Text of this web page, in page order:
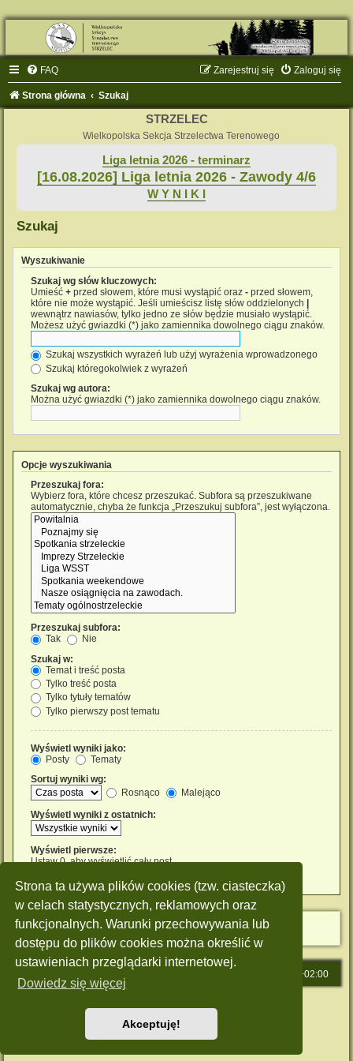
Strona ta używa plików cookies (tzw. ciasteczka)
w celach statystycznych, reklamowych oraz
funkcjonalnych. Warunki przechowywania lub
dostępu do plików cookies można określić w
ustawieniach przeglądarki internetowej.
Dowiedz się więcej
Akceptuję!
FAQ Zaloguj się
Zarejestruj się
Strona główna Szukaj
STRZELEC
Wielkopolska Sekcja Strzelectwa Terenowego
Liga letnia 2026 - terminarz
[16.08.2026] Liga letnia 2026 - Zawody 4/6
W Y N I K I
Szukaj
Wyszukiwanie
Szukaj wg słów kluczowych:
Umieść + przed słowem, które musi wystąpić oraz - przed słowem,
które nie może wystąpić. Jeśli umieścisz listę słów oddzielonych
wewnątrz nawiasów, tylko jedno ze słów będzie musiało wystąpić.
Możesz użyć gwiazdki (*) jako zamiennika dowolnego ciągu znaków.
Szukaj wszystkich wyrażeń lub użyj wyrażenia wprowadzonego
Szukaj któregokolwiek z wyrażeń
Szukaj wg autora:
Można użyć gwiazdki (*) jako zamiennika dowolnego ciągu znaków.
Opcje wyszukiwania
Przeszukaj fora:
Wybierz fora, które chcesz przeszukać. Subfora są przeszukiwane
automatycznie, chyba że funkcja „Przeszukuj subfora”, jest wyłączona.
Przeszukaj subfora:
Tak
Nie
Szukaj w:
Temat i treść posta
Tylko treść posta
Tylko tytuły tematów
Tylko pierwszy post tematu
Wyświetl wyniki jako:
Posty
Tematy
Sortuj wyniki wg:
Rosnąco
Malejąco
Wyświetl wyniki z ostatnich:
Wyświetl pierwsze:
Ustaw 0, aby wyświetlić cały post.
UTC+02:00
Style: Green-Style by Joyce&LunaphpBB-Style-Design
Zasady ochrony danych osobowych |Regulamin